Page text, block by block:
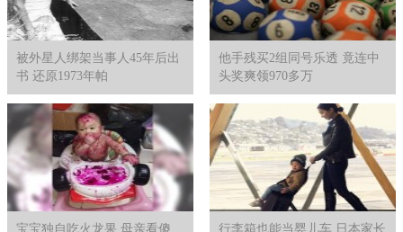
被外星人绑架当事人45年后出
书 还原1973年帕
他手残买2组同号乐透 竟连中
头奖爽领970多万
宝宝独自吃火龙果 母亲看傻 行李箱也能当婴儿车 日本家长